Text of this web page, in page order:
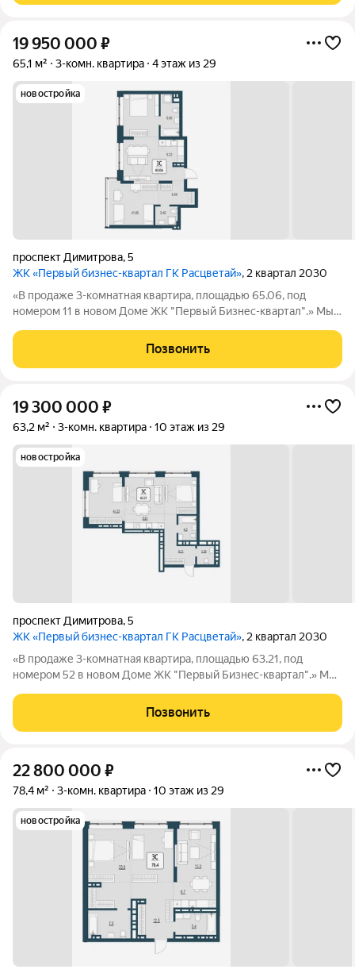
19 950 000 ₽
65,1 м² 3-комн. квартира 4 этаж из 29
новостройка
проспект Димитрова,5
ЖК «Первый бизнес-квартал ГК Расцветай», 2 квартал 2030
«В продаже 3-комнатная квартира, площадью 65.06, под
номером 11 в новом Доме ЖК "Первый Бизнес-квартал".» Мы
где раньше находился торговый центр ЦУМ. На его месте мы
строим квартал, где жилье,
Позвонить
19 300 000 ₽
63,2 м² 3-комн. квартира 10 этаж из 29
новостройка
проспект Димитрова,5
ЖК «Первый бизнес-квартал ГК Расцветай», 2 квартал 2030
«В продаже 3-комнатная квартира, площадью 63.21, под
номером 52 в новом Доме ЖК "Первый Бизнес-квартал".» Мы
где раньше находился торговый центр ЦУМ. На его месте мы
строим квартал, где жилье,
Позвонить
22 800 000 ₽
78,4 м² 3-комн. квартира 10 этаж из 29
новостройка